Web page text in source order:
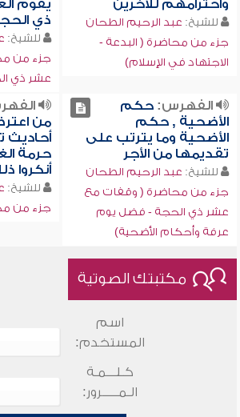
واحترامهم للآخرين
للشيخ: عبد الرحيم الطحان
جزء من محاضرة ( البدعة -
الاجتهاد في الإسلام)
يقوم
ذي
للشيخ:
جزء من
عشر ذي
الفهرس:حكم
الأضحية , حكم
الأضحية وما يترتب على
تقديمها من الأجر
للشيخ: عبد الرحيم الطحان
جزء من محاضرة ( وقفات مع
عشر ذي الحجة - فضل يوم
عرفة وأحكام الأضحية)
من
أحاديث
حرمة
أنكروا
للشيخ:
جزء من
مكتبتك الصوتية
اسم
المستخدم:
كـلـــمـة
الـمـــــرور: